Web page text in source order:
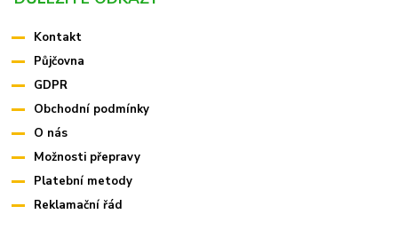
Kontakt
Půjčovna
GDPR
Obchodní podmínky
O nás
Možnosti přepravy
Platební metody
Reklamační řád